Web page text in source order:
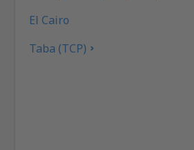
El Cairo
Taba (TCP)